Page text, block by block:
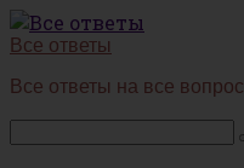
Перейти
кВсе ответы
Все ответы на все
Поиск: